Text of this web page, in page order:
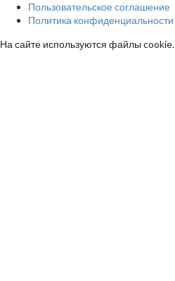
Пользовательское соглашение
Политика конфиденциальности
На сайте используются файлы cookie.